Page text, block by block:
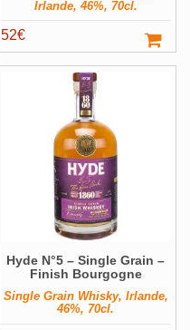
Irlande, 46%, 70cl.
52€
Hyde N°5 – Single Grain –
Finish Bourgogne
Single Grain Whisky, Irlande,
46%, 70cl.